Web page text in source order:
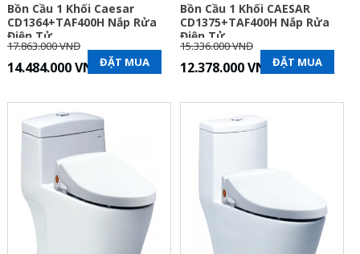
Bồn Cầu 1 Khối Caesar
CD1364+TAF400H Nắp Rửa
Điện Tử
17.863.000 VNĐ
14.484.000 VNĐĐẶT MUA
Bồn Cầu 1 Khối CAESAR
CD1375+TAF400H Nắp Rửa
Điện Tử
15.336.000 VNĐ
12.378.000 VNĐĐẶT MUA